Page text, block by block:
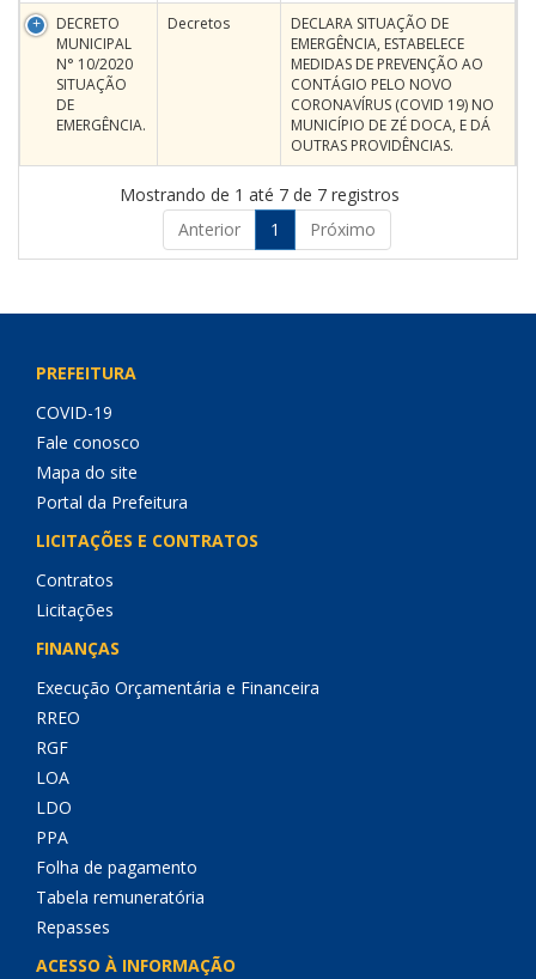
DECRETO
MUNICIPAL
N° 10/2020
SITUAÇÃO
DE
EMERGÊNCIA.
Decretos
DECLARA SITUAÇÃO DE
EMERGÊNCIA, ESTABELECE
MEDIDAS DE PREVENÇÃO AO
CONTÁGIO PELO NOVO
CORONAVÍRUS (COVID 19) NO
MUNICÍPIO DE ZÉ DOCA, E DÁ
OUTRAS PROVIDÊNCIAS.
Mostrando de 1 até 7 de 7 registros
Anterior
1 Próximo
PREFEITURA
COVID-19
Fale conosco
Mapa do site
Portal da Prefeitura
LICITAÇÕES E CONTRATOS
Contratos
Licitações
FINANÇAS
Execução Orçamentária e Financeira
RREO
RGF
LOA
LDO
PPA
Folha de pagamento
Tabela remuneratória
Repasses
ACESSO À INFORMAÇÃO